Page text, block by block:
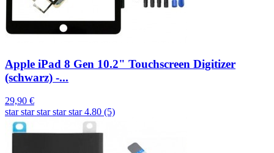
Apple iPad 8 Gen 10.2" Touchscreen Digitizer
(schwarz) -...
29,90 €
star star star star star 4.80 (5)